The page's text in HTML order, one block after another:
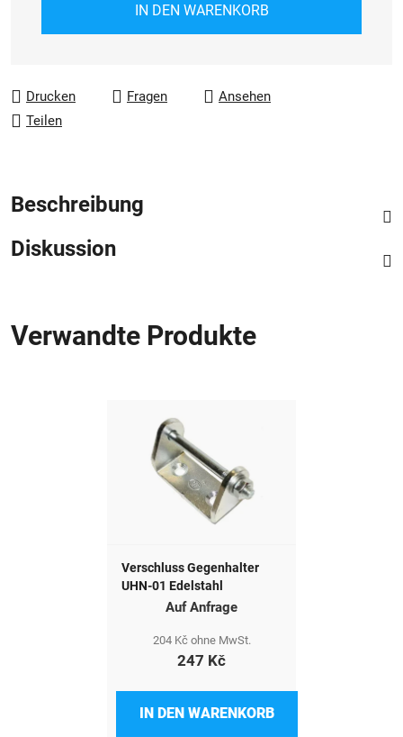
IN DEN WARENKORB
Drucken Fragen
Ansehen
Teilen
Beschreibung
Diskussion
Verwandte Produkte
Verschluss Gegenhalter
UHN-01 Edelstahl
Auf Anfrage
204 Kč ohne MwSt.
247 Kč
IN DEN WARENKORB